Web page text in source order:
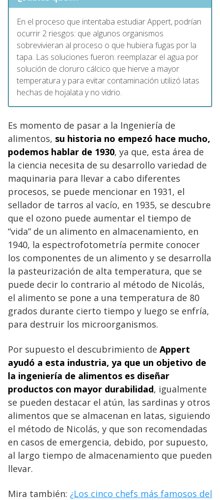
En el proceso que intentaba estudiar Appert, podrían
ocurrir 2 riesgos: que algunos organismos
sobrevivieran al proceso o que hubiera fugas por la
tapa. Las soluciones fueron: reemplazar el agua por
solución de cloruro cálcico que hierve a mayor
temperatura y para evitar contaminación utilizó latas
hechas de hojalata y no vidrio.
Es momento de pasar a la Ingeniería de
alimentos, su historia no empezó hace mucho,
podemos hablar de 1930, ya que, esta área de
la ciencia necesita de su desarrollo variedad de
maquinaria para llevar a cabo diferentes
procesos, se puede mencionar en 1931, el
sellador de tarros al vacío, en 1935, se descubre
que el ozono puede aumentar el tiempo de
“vida” de un alimento en almacenamiento, en
1940, la espectrofotometría permite conocer
los componentes de un alimento y se desarrolla
la pasteurización de alta temperatura, que se
puede decir lo contrario al método de Nicolás,
el alimento se pone a una temperatura de 80
grados durante cierto tiempo y luego se enfría,
para destruir los microorganismos.
Por supuesto el descubrimiento de Appert
ayudó a esta industria, ya que un objetivo de
la ingeniería de alimentos es diseñar
productos con mayor durabilidad, igualmente
se pueden destacar el atún, las sardinas y otros
alimentos que se almacenan en latas, siguiendo
el método de Nicolás, y que son recomendadas
en casos de emergencia, debido, por supuesto,
al largo tiempo de almacenamiento que pueden
llevar.
Mira también: ¿Los cinco chefs más famosos del